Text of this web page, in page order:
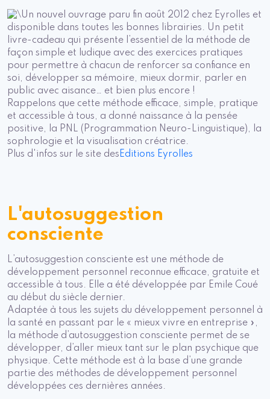
Un nouvel ouvrage paru fin août 2012 chez Eyrolles et
disponible dans toutes les bonnes librairies. Un petit
livre-cadeau qui présente l’essentiel de la méthode de
façon simple et ludique avec des exercices pratiques
pour permettre à chacun de renforcer sa confiance en
soi, développer sa mémoire, mieux dormir, parler en
public avec aisance… et bien plus encore !
Rappelons que cette méthode efficace, simple, pratique
et accessible à tous, a donné naissance à la pensée
positive, la PNL (Programmation Neuro-Linguistique), la
sophrologie et la visualisation créatrice.
Plus d'infos sur le site des Editions Eyrolles
L'autosuggestion
consciente
L’autosuggestion consciente est une méthode de
développement personnel reconnue efficace, gratuite et
accessible à tous. Elle a été développée par Emile Coué
au début du siècle dernier.
Adaptée à tous les sujets du développement personnel à
la santé en passant par le « mieux vivre en entreprise »,
la méthode d’autosuggestion consciente permet de se
développer, d’aller mieux tant sur le plan psychique que
physique. Cette méthode est à la base d’une grande
partie des méthodes de développement personnel
développées ces dernières années.